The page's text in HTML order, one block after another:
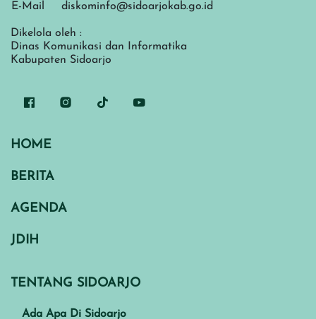
E-Mail
diskominfo@sidoarjokab.go.id
Dikelola oleh :
Dinas Komunikasi dan Informatika
Kabupaten Sidoarjo
HOME
BERITA
AGENDA
JDIH
TENTANG SIDOARJO
Ada Apa Di Sidoarjo